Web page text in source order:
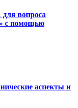
вопроса
с помощью
аспекты и